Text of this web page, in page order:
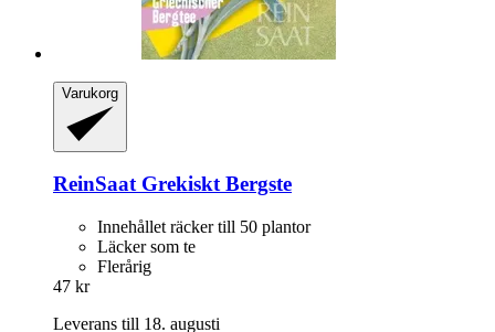
Varukorg
ReinSaatGrekiskt Bergste
Innehållet räcker till 50 plantor
Läcker som te
Flerårig
47 kr
Leverans till 18. augusti